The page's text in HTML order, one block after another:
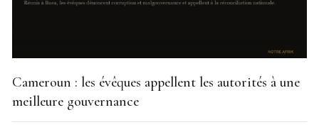
Cameroun : les évêques appellent les autorités à une
meilleure gouvernance